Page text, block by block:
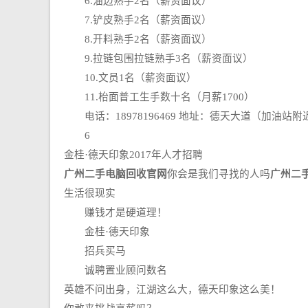
7.铲皮熟手2名（薪资面议）
8.开料熟手2名（薪资面议）
9.拉链包围拉链熟手3名（薪资面议）
10.文员1名（薪资面议）
11.枱面普工生手数十名（月薪1700）
电话：18978196469 地址：德天大道（加油站附
6
金桂·德天印象2017年人才招聘
广州二手电脑回收官网你会是我们寻找的人吗广州二
生活很现实
赚钱才是硬道理！
金桂·德天印象
招兵买马
诚聘置业顾问数名
英雄不问出身，江湖这么大，德天印象这么美！